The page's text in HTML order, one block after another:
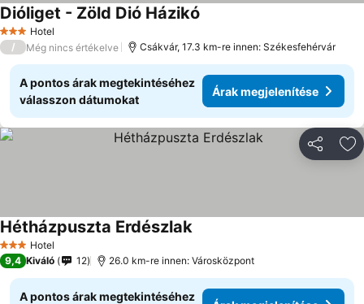
3 Kategória
Hotel
Dióliget - Zöld Dió Házikó
/ Még nincs értékelve Csákvár, 17.3 km-re innen: Székesfehérvár
A pontos árak megtekintéséhez
válasszon dátumokat
Árak megjelenítése
3 Kategória
Hotel
Hétházpuszta Erdészlak
9,4 Kiváló 12 26.0 km-re innen: Városközpont
A pontos árak megtekintéséhez